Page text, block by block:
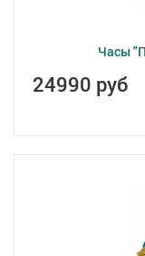
Часы
24990 руб